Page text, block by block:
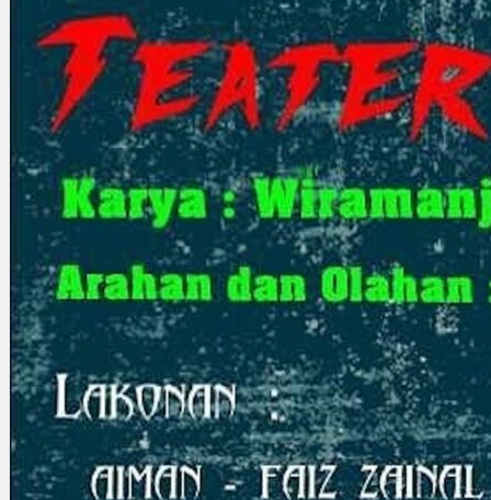
Gelintar